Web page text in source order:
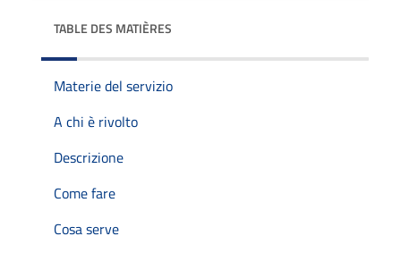
TABLE DES MATIÈRES
Materie del servizio
A chi è rivolto
Descrizione
Come fare
Cosa serve